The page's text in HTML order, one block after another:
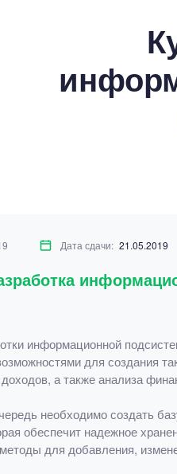
Дата сдачи: 21.05.2019
информационной
для создания
а также анализа
необходимо создать
обеспечит надежное
для добавления,